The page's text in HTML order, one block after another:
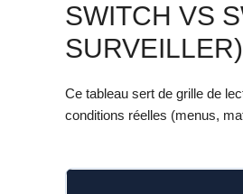
SWITCH VS
SURVEILLER)
Ce tableau sert de grille de
conditions réelles (menus,